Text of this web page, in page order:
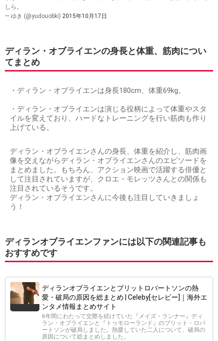
しら。
— ゆき (@yudouobki) 2015年10月17日
ディラン・オブライエンの身長と体重、筋肉につい
てまとめ
・ディラン・オブライエンは身長180cm、体重69kg。
・ディラン・オブライエンは演じる役柄によって体重やスタ
イルを変えており、ハードなトレーニングを行い筋肉も作り
上げている。
ディラン・オブライエンさんの身長、体重を紹介し、筋肉画
像を交えながらディラン・オブライエンさんのエピソードを
まとめました。もちろん、アクション映画で活躍する俳優と
して注目されていますが、クロエ・モレッツさんとの関係も
注目されているそうです。
ディラン・オブライエンさんに今後も注目していきましょ
う！
ディランオブライエンファンには以下の関連記事も
おすすめです
ディランオブライエンとブリットロバートソンの熱
愛・破局の原因を総まとめ | Celeby[セレビー]｜海外エ
ンタメ情報まとめサイト
6年間にわたって交際を続けていた『メイズ・ランナー』ディ
ラン・オブライエンと『トゥモローランド』のブリット・ロバ
ートソンが破局しました。熱愛していた二人について、破局の
原因について総まとめしました。